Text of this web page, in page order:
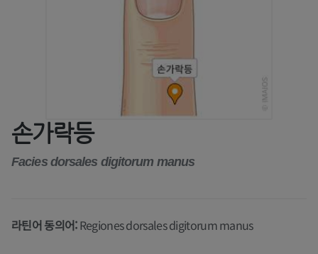
손가락등
Facies dorsales digitorum manus
라틴어 동의어:Regiones dorsales digitorum manus